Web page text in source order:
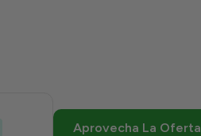
Aprovecha La Oferta